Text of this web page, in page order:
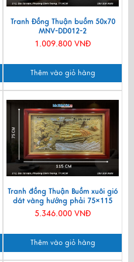
Tranh Đồng Thuận buồm 50x70
MNV-DD012-2
1.009.800 VNĐ
Thêm vào giỏ hàng
Tranh đồng Thuận Buồm xuôi gió
dát vàng hướng phải 75×115
MNV-DD75115.1
5.346.000 VNĐ
Thêm vào giỏ hàng